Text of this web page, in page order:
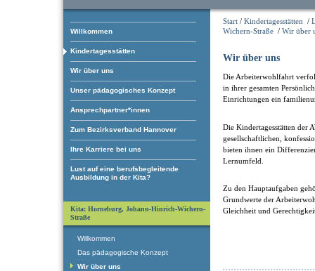
Willkommen
Kindertagesstätten
Wir über uns
Unser pädagogisches Konzept
Ansprechpartner*innen
Zum Bezirksverband Hannover
Ihre Karriere bei uns
Lust auf eine berufsbegleitende
Ausbildung in der Kita?
Start / Kindertagesstätten /
Wichern-Straße / Wir über
Wir über uns
Die Arbeiterwohlfahrt
in ihrer gesamten
Einrichtungen ein
Die Kindertagesstätten der
gesellschaftlichen,
bieten ihnen ein
Lernumfeld.
Zu den Hauptaufgaben
Grundwerte der
Gleichheit und
Kita: Horneburg, Johann-Hinrich-Wichern-
Straße
Willkommen
Das pädagogische Konzept
Wir über uns